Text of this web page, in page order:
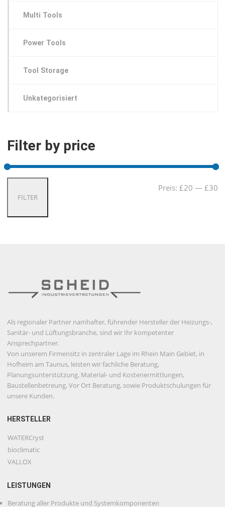
Multi Tools
Power Tools
Tool Storage
Unkategorisiert
Filter by price
FILTER
Preis: £20 — £30
Als regionaler Partner namhafter, führender Hersteller der Heizungs-,
Sanitär- und Lüftungsbranche, sind wir Ihr kompetenter
Ansprechpartner.
Von unserem Firmensitz in zentraler Lage im Rhein Main Gebiet, in
Hofheim am Taunus, leisten wir fachliche Beratung,
Planungsunterstützung, Material- und Kostenermittlungen,
Baustellenbetreung, Vor Ort Beratung, sowie Produktschulungen für
unsere Kunden.
HERSTELLER
WATERCryst
bioclimatic
VALLOX
LEISTUNGEN
Beratung aller Produkte und Systemkomponenten